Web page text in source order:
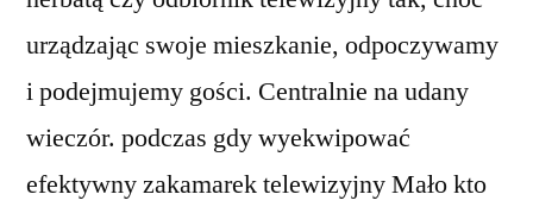
urządzając swoje mieszkanie, odpoczywamy
i podejmujemy gości. Centralnie na udany
wieczór. podczas gdy wyekwipować
efektywny zakamarek telewizyjny Mało kto